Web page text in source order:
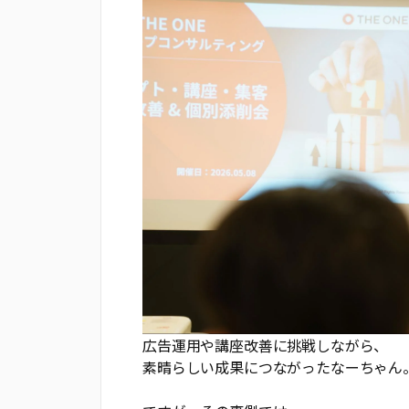
広告運用や講座改善に挑戦しながら、
素晴らしい成果につながったなーちゃん